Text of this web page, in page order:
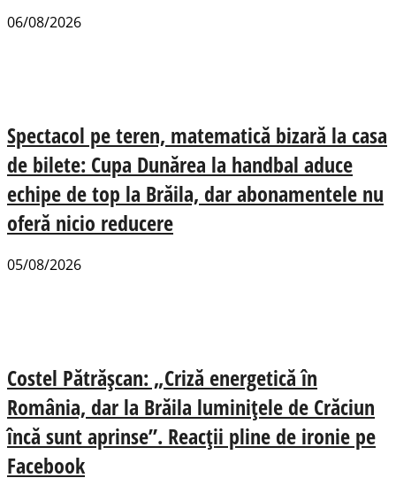
06/08/2026
Spectacol pe teren, matematică bizară la casa
de bilete: Cupa Dunărea la handbal aduce
echipe de top la Brăila, dar abonamentele nu
oferă nicio reducere
05/08/2026
Costel Pătrășcan: „Criză energetică în
România, dar la Brăila luminițele de Crăciun
încă sunt aprinse”. Reacții pline de ironie pe
Facebook